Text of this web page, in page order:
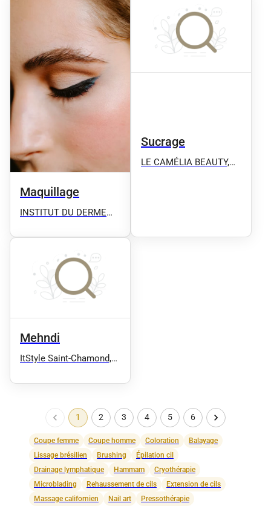
Microneedling, Épilation
Microneedling, Épilation
définitive ect
Maquillage
INSTITUT DU DERME
Microneedling - Plasma
Pen - Détatouage -
Massage
Sucrage
LE CAMÉLIA BEAUTY,
Mehndi
ItStyle Saint-Chamond,
microblading
1 2 3 4 5 6
Coupe femme Coupe homme Coloration
Balayage
Lissage brésilien
Brushing
Épilation cil
Drainage lymphatique
Hammam
Cryothérapie
Microblading
Rehaussement de cils
Extension de cils
Massage californien
Nail art
Pressothérapie